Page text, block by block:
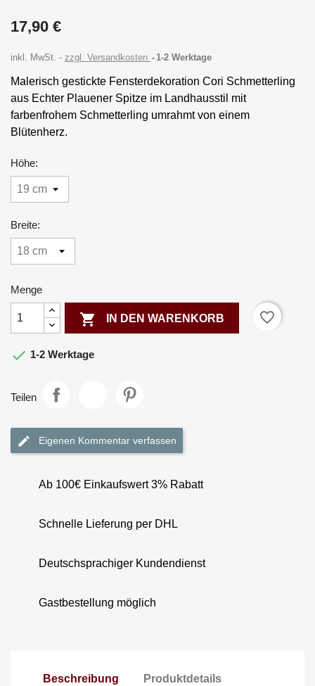
17,90 €
inkl. MwSt. zzgl. Versandkosten 1-2 Werktage
Malerisch gestickte Fensterdekoration Cori Schmetterling
aus Echter Plauener Spitze im Landhausstil mit
farbenfrohem Schmetterling umrahmt von einem
Blütenherz.
Höhe:
Breite:
Menge
 IN DEN WARENKORB favorite_border
 1-2 Werktage
Teilen
Eigenen Kommentar verfassen
Ab 100€ Einkaufswert 3% Rabatt
Schnelle Lieferung per DHL
Deutschsprachiger Kundendienst
Gastbestellung möglich
Beschreibung Produktdetails